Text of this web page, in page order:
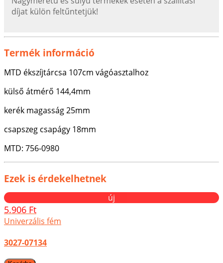
díjat külön feltűntetjük!
Termék információ
MTD ékszíjtárcsa 107cm vágóasztalhoz
külső átmérő 144,4mm
kerék magasság 25mm
csapszeg csapágy 18mm
MTD: 756-0980
Ezek is érdekelhetnek
új
5.906 Ft
Univerzális fém
3027-07134